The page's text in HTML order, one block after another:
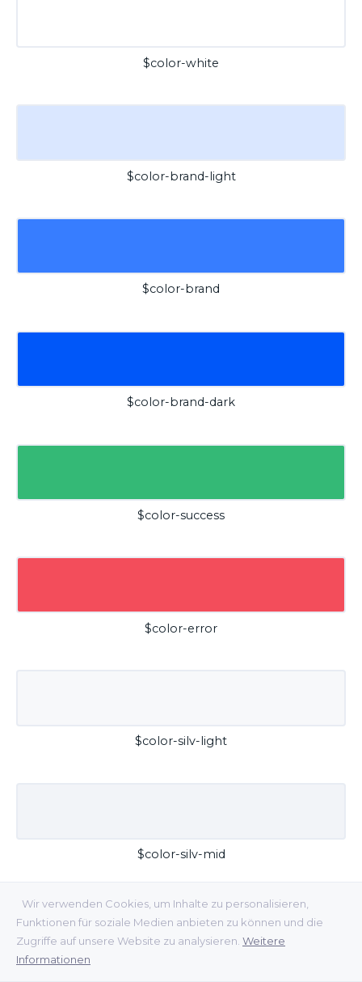
Wir verwenden Cookies, um Inhalte zu personalisieren,
Funktionen für soziale Medien anbieten zu können und die
Zugriffe auf unsere Website zu analysieren. Weitere
Informationen
$color-white
$color-brand-light
$color-brand
$color-brand-dark
$color-success
$color-error
$color-silv-light
$color-silv-mid